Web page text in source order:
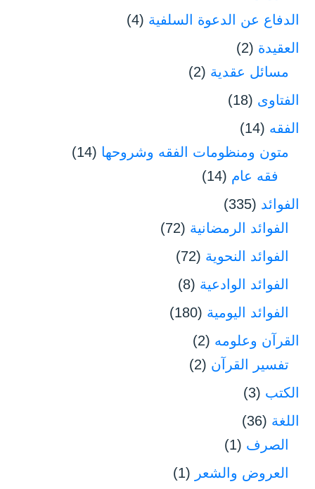
الدفاع عن الدعوة السلفية (4)
العقيدة (2)
مسائل عقدية (2)
الفتاوى (18)
الفقه (14)
متون ومنظومات الفقه وشروحها (14)
فقه عام (14)
الفوائد (335)
الفوائد الرمضانية (72)
الفوائد النحوية (72)
الفوائد الوادعية (8)
الفوائد اليومية (180)
القرآن وعلومه (2)
تفسير القرآن (2)
الكتب (3)
اللغة (36)
الصرف (1)
العروض والشعر (1)